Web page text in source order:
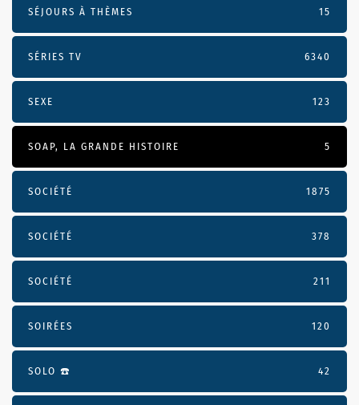
SÉJOURS À THÈMES 15
SÉRIES TV 6340
SEXE 123
SOAP, LA GRANDE HISTOIRE 5
SOCIÉTÉ 1875
SOCIÉTÉ 378
SOCIÉTÉ 211
SOIRÉES 120
SOLO ☎️ 42